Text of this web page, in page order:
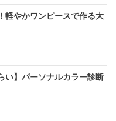
軽やかワンピースで作る大
い】パーソナルカラー診断